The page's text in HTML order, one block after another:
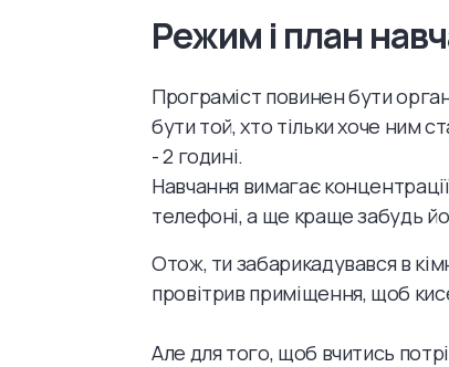
Режим і план
Програміст повинен бути
бути той, хто тільки хоче ним
- 2 годині.
Навчання вимагає
телефоні, а ще краще забудь
Отож, ти забарикадувався в
провітрив приміщення, щоб
Але для того, щоб вчитись